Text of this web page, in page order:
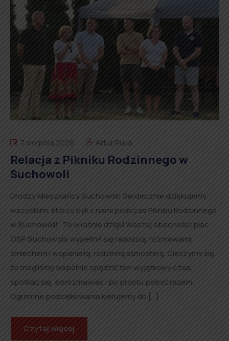
7 sierpnia 2026 Artur Ruka
Relacja z Pikniku Rodzinnego w
Suchowoli
Drodzy Mieszkańcy Suchowoli! Serdecznie dziękujemy
wszystkim, którzy byli z nami podczas Pikniku Rodzinnego
w Suchowoli! To właśnie dzięki Waszej obecności plac
OSP Suchowola wypełnił się radością, rozmowami,
śmiechem i wspaniałą, rodzinną atmosferą. Cieszymy się,
że mogliśmy wspólnie spędzić ten wyjątkowy czas,
spotkać się, porozmawiać i po prostu pobyć razem.
Ogromne podziękowania kierujemy do […]
Czytaj więcej